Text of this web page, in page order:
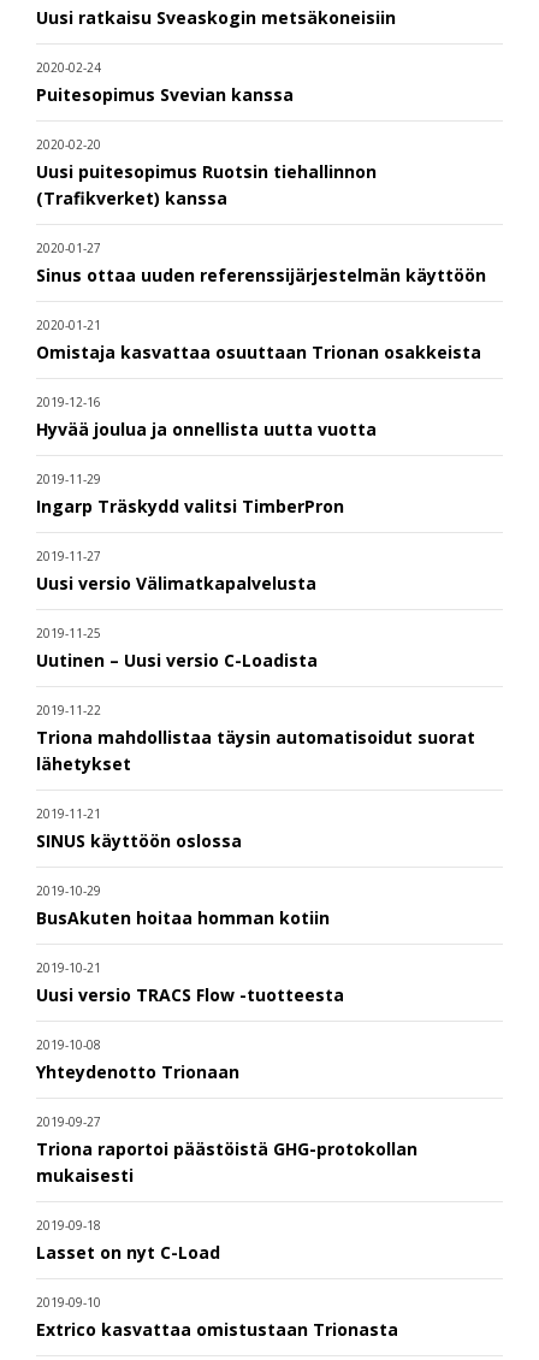
Uusi ratkaisu Sveaskogin metsäkoneisiin
2020-02-24
Puitesopimus Svevian kanssa
2020-02-20
Uusi puitesopimus Ruotsin tiehallinnon
(Trafikverket) kanssa
2020-01-27
Sinus ottaa uuden referenssijärjestelmän käyttöön
2020-01-21
Omistaja kasvattaa osuuttaan Trionan osakkeista
2019-12-16
Hyvää joulua ja onnellista uutta vuotta
2019-11-29
Ingarp Träskydd valitsi TimberPron
2019-11-27
Uusi versio Välimatkapalvelusta
2019-11-25
Uutinen – Uusi versio C-Loadista
2019-11-22
Triona mahdollistaa täysin automatisoidut suorat
lähetykset
2019-11-21
SINUS käyttöön oslossa
2019-10-29
BusAkuten hoitaa homman kotiin
2019-10-21
Uusi versio TRACS Flow -tuotteesta
2019-10-08
Yhteydenotto Trionaan
2019-09-27
Triona raportoi päästöistä GHG-protokollan
mukaisesti
2019-09-18
Lasset on nyt C-Load
2019-09-10
Extrico kasvattaa omistustaan Trionasta